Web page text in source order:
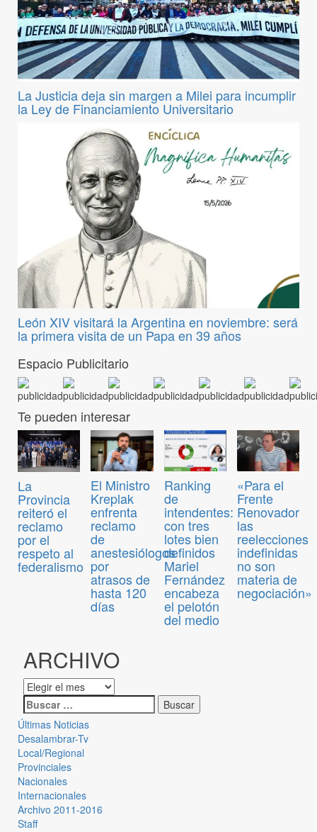
La Justicia deja sin margen a Milei para incumplir
la Ley de Financiamiento Universitario
León XIV visitará la Argentina en noviembre: será
la primera visita de un Papa en 39 años
Espacio Publicitario
Te pueden interesar
La
Provincia
reiteró el
reclamo
por el
respeto al
federalismo
El Ministro
Kreplak
enfrenta
reclamo
de
anestesiólogos
por
atrasos de
hasta 120
días
Ranking
de
intendentes:
con tres
lotes bien
definidos
Mariel
Fernández
encabeza
el pelotón
del medio
«Para el
Frente
Renovador
las
reelecciones
indefinidas
no son
materia de
negociación»
ARCHIVO
Últimas Noticias
Desalambrar-Tv
Local/Regional
Provinciales
Nacionales
Internacionales
Archivo 2011-2016
Staff